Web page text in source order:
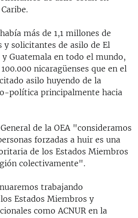
más de 1,1 millones de
y solicitantes de asilo de El
y Guatemala en todo el mundo,
nicaragüenses que en el
asilo huyendo de la
política principalmente hacia
de la OEA "consideramos
forzadas a huir es una
de los Estados Miembros
colectivamente".
trabajando
Estados Miembros y
como ACNUR en la